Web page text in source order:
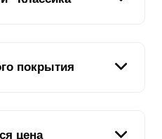
“Ранчо”, в которой
расположены
забор, это в какой-то
покрытия
два типа
цена